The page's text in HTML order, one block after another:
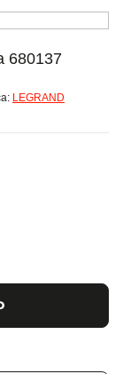
680137
LEGRAND